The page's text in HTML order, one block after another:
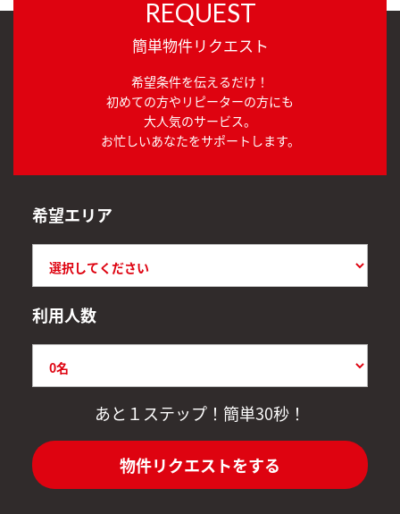
REQUEST
簡単物件リクエスト
希望条件を伝えるだけ！
初めての方やリピーターの方にも
大人気のサービス。
お忙しいあなたをサポートします。
希望エリア
利用人数
あと１ステップ！簡単30秒！
物件リクエストをする